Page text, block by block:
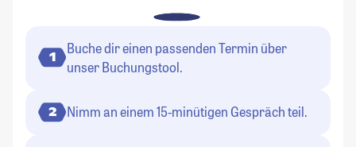
1
Buche dir einen passenden Termin über
unser Buchungstool.
2 Nimm an einem 15-minütigen Gespräch teil.